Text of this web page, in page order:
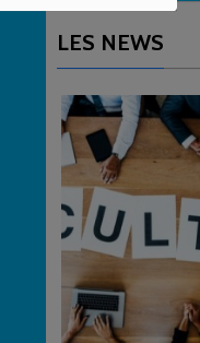
LES NEWS